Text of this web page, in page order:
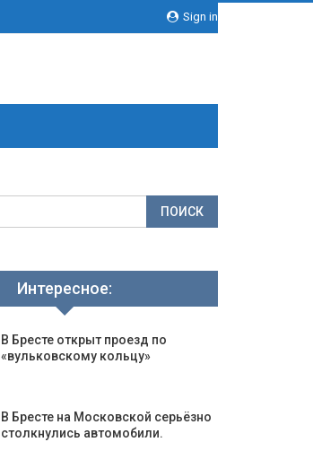
Sign in
Интересное:
В Бресте открыт проезд по
«вульковскому кольцу»
В Бресте на Московской серьёзно
столкнулись автомобили.